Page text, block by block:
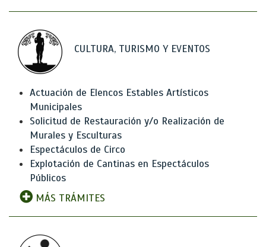
CULTURA, TURISMO Y EVENTOS
Actuación de Elencos Estables Artísticos
Municipales
Solicitud de Restauración y/o Realización de
Murales y Esculturas
Espectáculos de Circo
Explotación de Cantinas en Espectáculos
Públicos
MÁS TRÁMITES